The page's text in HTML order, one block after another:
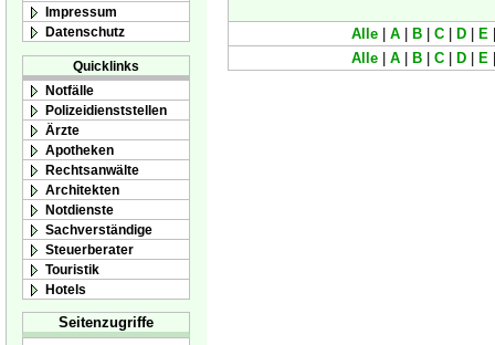
Impressum
Datenschutz
Quicklinks
Notfälle
Polizeidienststellen
Ärzte
Apotheken
Rechtsanwälte
Architekten
Notdienste
Sachverständige
Steuerberater
Touristik
Hotels
Seitenzugriffe
Alle A B C D E
Alle
A B C D E